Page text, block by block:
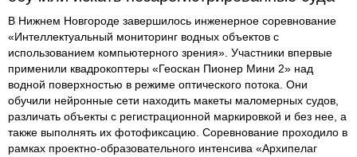
В Нижнем Новгороде завершилось инженерное соревнование
«Интеллектуальный мониторинг водных объектов с
использованием компьютерного зрения». Участники впервые
применили квадрокоптеры «Геоскан Пионер Мини 2» над
водной поверхностью в режиме оптического потока. Они
обучили нейронные сети находить макеты маломерных судов,
различать объекты с регистрационной маркировкой и без нее, а
также выполнять их фотофиксацию. Соревнование проходило в
рамках проектно-образовательного интенсива «Архипелаг